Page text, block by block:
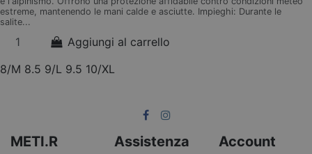
estreme, mantenendo le mani calde e asciutte. Impieghi: Durante le
salite...
Aggiungi al carrello
8/M 8.5 9/L 9.5 10/XL
METI.R Assistenza Account